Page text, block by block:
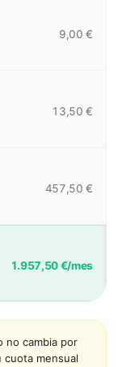
9,00 €
13,50 €
457,50 €
1.957,50 €/mes
no cambia por
cuota mensual